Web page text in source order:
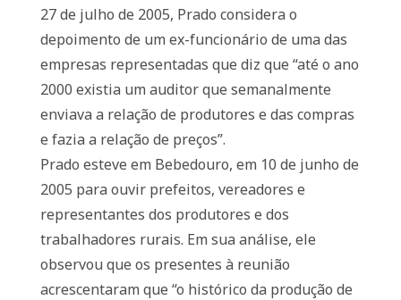
27 de julho de 2005, Prado considera o
depoimento de um ex-funcionário de uma das
empresas representadas que diz que “até o ano
2000 existia um auditor que semanalmente
enviava a relação de produtores e das compras
e fazia a relação de preços”.
Prado esteve em Bebedouro, em 10 de junho de
2005 para ouvir prefeitos, vereadores e
representantes dos produtores e dos
trabalhadores rurais. Em sua análise, ele
observou que os presentes à reunião
acrescentaram que “o histórico da produção de